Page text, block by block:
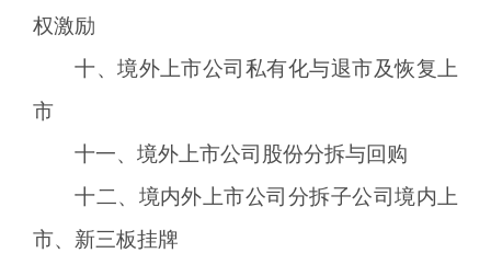
权激励
十、境外上市公司私有化与退市及恢复上
市
十一、境外上市公司股份分拆与回购
十二、境内外上市公司分拆子公司境内上
市、新三板挂牌